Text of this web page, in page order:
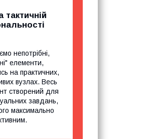
тактичній
непотрібні,
елементи,
на практичних,
вузлах. Весь
створений для
завдань,
максимально